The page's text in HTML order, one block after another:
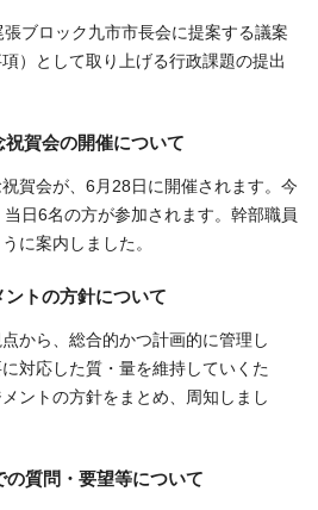
ブロック九市市長会に提案する議案
）として取り上げる行政課題の提出
賀会の開催について
賀会が、6月28日に開催されます。今
日6名の方が参加されます。幹部職員
に案内しました。
トの方針について
から、総合的かつ計画的に管理し
対応した質・量を維持していくた
ントの方針をまとめ、周知しまし
質問・要望等について